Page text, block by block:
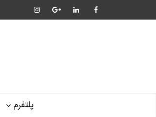
پلتفرم